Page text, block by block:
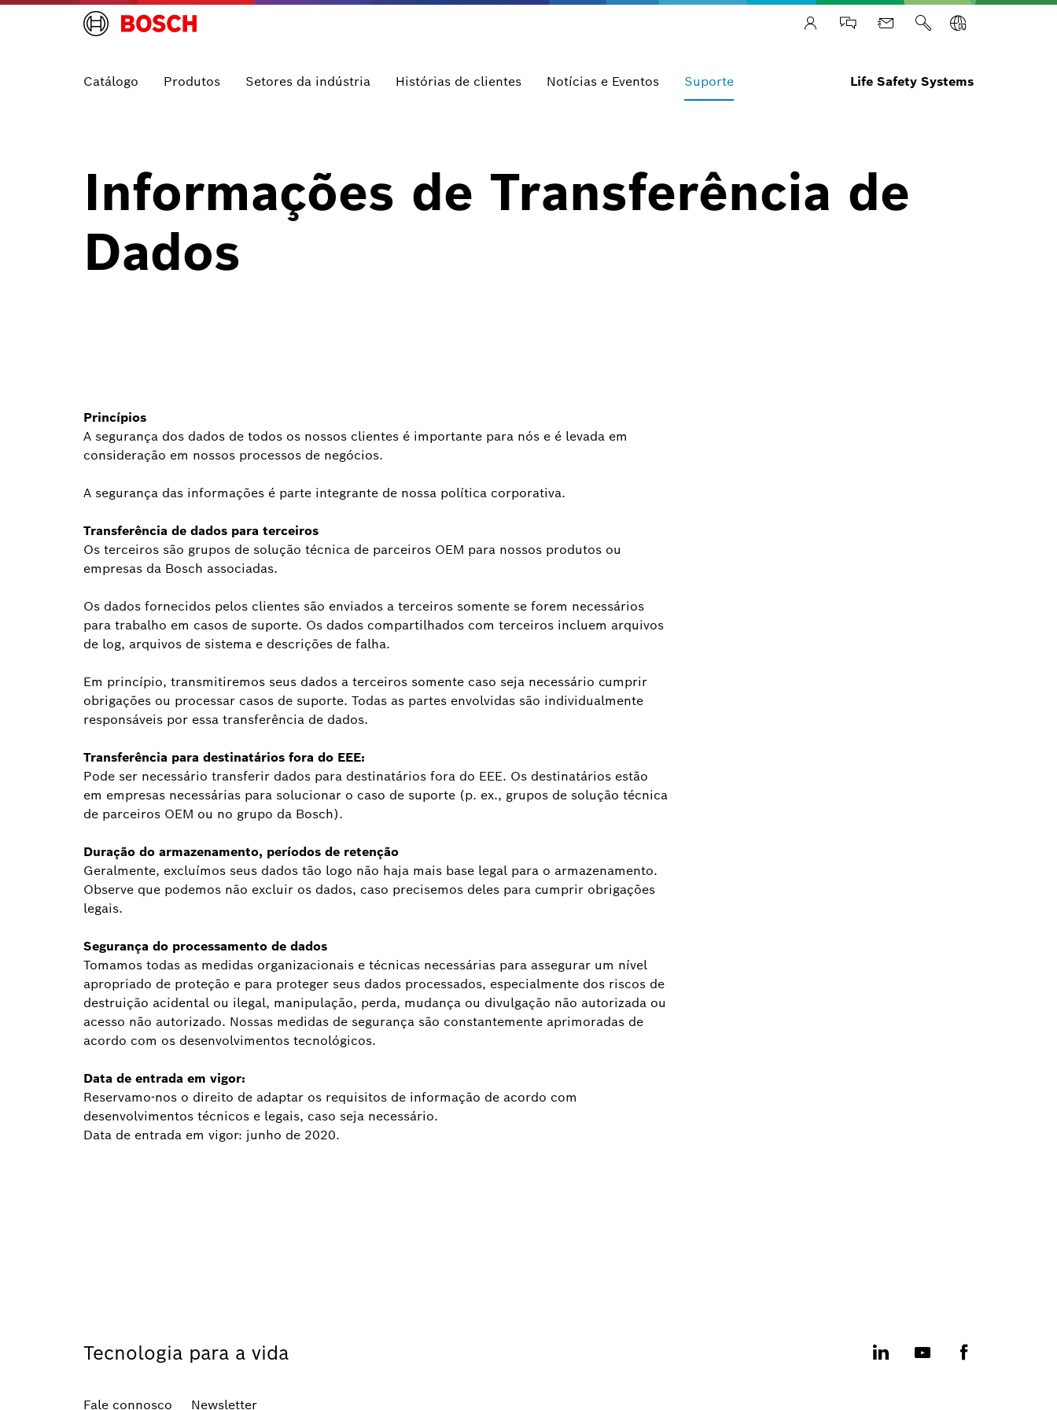
Catálogo Produtos Setores da indústria Histórias de clientes Notícias e Eventos Suporte Life Safety Systems
Informações de Transferência de
Dados
Princípios
A segurança dos dados de todos os nossos clientes é importante para nós e é levada em
consideração em nossos processos de negócios.
A segurança das informações é parte integrante de nossa política corporativa.
Transferência de dados para terceiros
Os terceiros são grupos de solução técnica de parceiros OEM para nossos produtos ou
empresas da Bosch associadas.
Os dados fornecidos pelos clientes são enviados a terceiros somente se forem necessários
para trabalho em casos de suporte. Os dados compartilhados com terceiros incluem arquivos
de log, arquivos de sistema e descrições de falha.
Em princípio, transmitiremos seus dados a terceiros somente caso seja necessário cumprir
obrigações ou processar casos de suporte. Todas as partes envolvidas são individualmente
responsáveis por essa transferência de dados.
Transferência para destinatários fora do EEE:
Pode ser necessário transferir dados para destinatários fora do EEE. Os destinatários estão
em empresas necessárias para solucionar o caso de suporte (p. ex., grupos de solução técnica
de parceiros OEM ou no grupo da Bosch).
Duração do armazenamento, períodos de retenção
Geralmente, excluímos seus dados tão logo não haja mais base legal para o armazenamento.
Observe que podemos não excluir os dados, caso precisemos deles para cumprir obrigações
legais.
Segurança do processamento de dados
Tomamos todas as medidas organizacionais e técnicas necessárias para assegurar um nível
apropriado de proteção e para proteger seus dados processados, especialmente dos riscos de
destruição acidental ou ilegal, manipulação, perda, mudança ou divulgação não autorizada ou
acesso não autorizado. Nossas medidas de segurança são constantemente aprimoradas de
acordo com os desenvolvimentos tecnológicos.
Data de entrada em vigor:
Reservamo-nos o direito de adaptar os requisitos de informação de acordo com
desenvolvimentos técnicos e legais, caso seja necessário.
Data de entrada em vigor: junho de 2020.
Tecnologia para a vida
Fale connosco Newsletter